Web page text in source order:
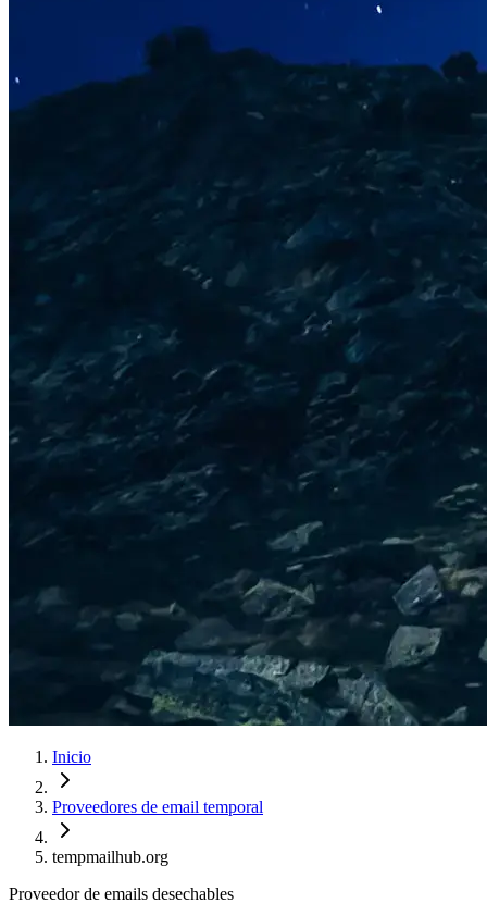
Inicio
Proveedores de email temporal
tempmailhub.org
Proveedor de emails desechables